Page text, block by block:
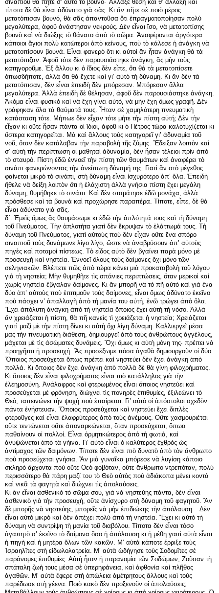
σιναπιοῦ θὰ πῆτε σ’ αὐτὸ τὸ βουνό· Ἄλλαξε θέση καὶ θ’ ἀλλάξη καὶ
τίποτα δὲ θὰ εἶναι ἀδύνατο γιὰ σᾶς. Κι ἄν πῆτε σὲ ποιὸ μέρος
μετατόπισαν βουνό, θὰ σᾶς ἀπαντοῦσα ὅτι ἐπραγματοποίησαν πολὺ
μεγαλύτερα, ἀφοῦ ἀνάστησαν νεκρούς. Δὲν εἶναι ἴσο, νὰ μετατοπίσης
βουνὸ καὶ νὰ διώξης τὸ θάνατο ἀπὸ τὸ σῶμα. Ἀναφέρονται ἀργότερα
κάποιοι ἅγιοι πολὺ κατώτεροι ἀπὸ κείνους, ποὺ τὸ κάλεσε ἡ ἀνάγκη νὰ
μετατοπίσουν βουνά. Εἶναι φανερὸ ὅτι κι αὐτοὶ ἄν ἦταν ἀνάγκη θὰ τὰ
μετατόπιζαν. Ἀφοῦ τότε δὲν παρουσιάστηκε ἀνάγκη, ἄς μὴν τοὺς
κατηγοροῦμε. Ἐξ ἄλλου κι ὁ ἴδιος δὲν εἶπε, ὅτι θὰ τὰ μετατοπίσετε
ὁπωσδήποτε, ἀλλὰ ὅτι θὰ ἔχετε καὶ γι’ αὐτὸ τὴ δύναμη. Κι ἄν δὲν τὰ
μετατόπισαν, δὲν εἶναι ἐπειδὴ δὲν μπόρεσαν. Μπόρεσαν ἄλλα
μεγαλύτερα. Ἀλλὰ ἐπειδὴ δὲ θέλησαν, ἀφοῦ δὲν παρουσιάστηκε ἀνάγκη.
Ἀκόμα εἶναι φυσικὸ καὶ νὰ ἔχη γίνει αὐτό, νὰ μὴν ἔχη ὅμως γραφῆ. Δὲν
γράφηκαν ὅλα τὰ θαύματά τους. Ἦταν σὲ χαμηλότερη πνευματικὴ
κατάσταση τότε. Μήπωε δὲν εἶχαν τότε μήτε τὴν πίστη αὐτή; Δὲν τὴν
εἶχαν κι οὔτε ἦσαν πάντα οἱ ἴδιοι, ἀφοῦ κι ὁ Πέτρος τώρα καλοτυχίζεται κι
ὕστερα κατηγορεῖται. Μὰ καὶ ἄλλους τοὺς κατηγορεῖ γι’ ἀδυναμία τοῦ
νοῦ, ὅταν δὲν κατάλαβαν τὴν παραβολὴ τῆς ζύμης. Ἔδειξαν λοιπὸν καὶ
σ’ αὐτὴ τὴν περίπτωση οἱ μαθηταὶ ἀδυναμία, δὲν ἦσαν τέλειοι πρὶν ἀπὸ
τὸ σταυρό. Πίστη ἐδῶ ἐννοεῖ τὴν πίστη τῶν θαυμάτων καὶ ἀναφέρει τὸ
σινάπι φανερώνοντας τὴν ἀνείπωτη δύναμή της. Γιατὶ ἄν στὸ μέγεθος
φαίνεται μικρὸ τὸ σινάπι, στὴ δύναμη εἶναι ἰσχυρότερο ἀπ’ ὅλα. Ἐπειδὴ
ἤθελε νὰ δείξη λοιπὸν ὅτι ἡ ἐλάχιστη ἀλλὰ γνήσια πίστη ἔχει μεγάλη
δύναμη, θυμήθηκε τὸ σινάπι. Καὶ δὲν σταμάτησε ἐδῶ μονάχα, ἀλλὰ
πρόσθεσε καὶ τὰ βουνὰ καὶ προχώρησε παραπέρα. Τίποτε, εἶπε, δὲ θὰ
εἶναι ἀδύνατο γιὰ σᾶς.
δ΄. Ἐμεῖς ὅμως ἄς θαυμάσωμε κι ἐδῶ τὴν ἁπλότητά τους καὶ τὴ δύναμη
τοῦ Πνεύματος. Τὴν ἁπλοτήτα γιατὶ δὲν ἔκρυψαν τὸ ἐλάττωμά τους. Τὴ
δύναμη τοῦ Πνεύματος, γιατὶ αὐτοὺς ποὺ δὲν εἶχαν οὔτε ἕνα σπόρο
σιναπιοῦ τοὺς δυνάμωνε λίγο λίγο, ὥστε νὰ ἀναβρύσουν ἀπ’ αὐτοὺς
πηγὲς καὶ ποταμοὶ πίστεως. Τὸ εἶδος αὐτὸ δὲν βγαίνει παρὰ μόνο μὲ
προσευχὴ καὶ νηστεία. Ἐννοεῖ ὅλους τοὺς δαίμονες ὄχι μόνο τῶν
σεληνιακῶν. Βλέπετε πῶς ἀπὸ τώρα κάνει μιὰ προκαταβολὴ τοῦ λόγου
γιὰ τὴ νηστεία; Μὴν θυμηθῆτε τὶς σπάνιες περιπτώσεις, ὅταν μερικοὶ καὶ
χωρὶς νηστεία ἔβγαλαν δαίμονες. Κι ἄν μπορῆ νὰ τὸ πῆ αὐτὸ καὶ γιὰ ἕνα
δύο ἀπ’ αὐτοὺς ποὺ ἐπιτιμοῦν τοὺς δαίμονες, εἶναι ὅμως ἀδύνατο ἐκεῖνο
ποὺ πάσχει ν’ ἀπαλλαγῆ ἀπὸ τὴ μανία του αὐτή, ἐνῶ τρώγει ἀπὸ ὅλα.
Ἔχει ἀπόλυτη ἀνάγκη ἀπὸ τὴ νηστεία ὅποιος ἔχει αὐτὴ τὴ νόσο. Ἀλλὰ
ἄν χρειάζεται ἡ πίστη, θὰ πῆ κανεὶς τὶ χρειάζεται ἡ νηστεία; Χρειάζεται
γιατὶ μαζὶ μὲ τὴν πίστη δίνει κι αὐτὴ ὄχι λίγη δύναμη. Καλλιεργεῖ μέσα
μας τὴν πνευματικὴ διάθεση, δημιουργεῖ ἀπὸ τοὺς ἀνθρώπους ἀγγέλους,
μάχεται μὲ τὶς ἀσώματες δυνάμεις. Ὄχι ὅμως κι αὐτὴ μόνη της· πρέπει νὰ
προηγῆται ἡ προσευχή. Ἄς προσέξωμε πόσα ἀγαθὰ δημιουργοῦν οἱ δύο.
Ὅποιος προσεύχεται ὅπως πρέπει καὶ νηστεύει δὲν ἔχει ἀνάγκη ἀπὸ
πολλά. Κι ὅποιος δὲν ἔχει ἀνάγκη ἀπὸ πολλὰ δὲ θὰ γίνη φιλοχρήματος.
Κι ὅποιος δὲν εἶναι φιλοχρήματος εἶναι πιὸ κατάλληλος γιὰ τὴν
ἐλεημοσύνη. Ἀνάλαφρος καὶ φτερωμένος εἶναι ὅποιος νηστεύει καὶ
προσεύχεται μὲ φρόνηση, διώχνει τὶς πονηρὲς ἐπιθυμίες, ἐξιλεώνει τὸ
Θεὸ, ταπεινώνει τὴν ψυχὴ ποὺ ἐπαίρεται. Γι’ αὐτὸ οἱ ἀπόστολοι σχεδὸν
πάντα ἐνήστευαν. Ὅποιος προσεύχεται καὶ νηστεύει ἔχει διπλὲς
φτεροῦγες καὶ εἶναι ἐλαφρύτερος ἀπὸ τοὺς ἀνέμους. Οὔτε χασμουριέται
οὔτε τεντώνεται οὔτε ἀποναρκώνεται, ὅταν προσεύχεται, ὅπωα
παθαίνουν οἱ πολλοί. Εἶναι ὁρμητικώτερος ἀπὸ τὴ φωτιὰ, καὶ
ἀνυψώνεται ἀπὸ τὰ γήινα. Γι’ αὐτὸ εἶναι ὁ καλύτερος ἐχθρὸς ὡς
ἀντίμαχος τῶν δαιμόνων. Τίποτε δὲν εἶναι πιὸ δυνατὸ ἀπὸ τὸν ἄνθρωπο
ποὺ προσεύχεται γνήσια. Ἄν μιὰ γυναῖκα μπόρεσε νὰ λυγίση κάποιο
σκληρὸ ἄρχοντα ποὺ οὔτε Θεὸ φοβόταν, οὔτε ἄνθρωπο ντρεπόταν, πολὺ
περισσότερο θὰ πάρη μαζί του τὸ Θεὸ αὐτὸς ποὺ ἀδιάκοπα μένει κοντὰ
καὶ νικᾶ τὰ φαγητὰ καὶ διώχνει τὶς ἀπολαύσεις.
Κι ἄν εἶναι ἀσθενικὸ τὸ σῶμα σου, γιὰ νὰ νηστεύης πάντα, δὲν εἶναι
ἀσθενικὸ γιὰ τὴν προσευχή, οὔτε ἀνίσχυρο στὴ δύναμη τοῦ φαγητοῦ. Ἄν
δὲ μπορῆς νὰ νηστεύης, μπορεῖς νὰ μὴν ἐπιδιώκης τὴν ἀπόλαυση. Δὲν
εἶναι αὐτὸ μικρὸ καὶ δὲν ἀπέχει πολὺ ἀπὸ τὴ νηστεία. Ἔχει κι αὐτὸ τὴ
δύναμη νὰ συντρίψη τὴ μανία τοῦ διαβόλου. Τίποτα δὲν εἶναι τόσο
ἀγαπητὸ σ’ ἐκεῖνο τὸ δαίμονα ὅσο ἡ ἀπόλαυση κι ἡ μέθη γαιτὶ αὐτὰ εἶναι
ἠ πηγὴ καὶ ἡ μητέρα ὅλων τῶν κακῶν. Μ’ αὐτὰ κάποτε ἔρριξε τοὺς
Ἰσραηλῖτες στὴ εἰδωλολατρεία. Μ’ αὐτὰ ὡδήγησε τοὺς Σοδομῖτες σὲ
παράνομες ἐπιθυμίες. Αὐτὴ ἦταν ἡ παρανομία τῶν Σοδώμων, Ζοῦσαν τὴ
σπάταλη ζωὴ τους μέσα σὲ ὑπερηφάνεια, καὶ ἀφθονία καὶ πλῆθος
ἀγαθῶν. Μ’ αὐτὰ ἔφερε στὴ ἀπώλεια ἀμέτρητους ἄλλους καὶ τοὺς
παρέδωσε στὴ γέενα. Ποιὸ κακὸ δὲν προξενοῦν οἱ ἀπολαύσεις;